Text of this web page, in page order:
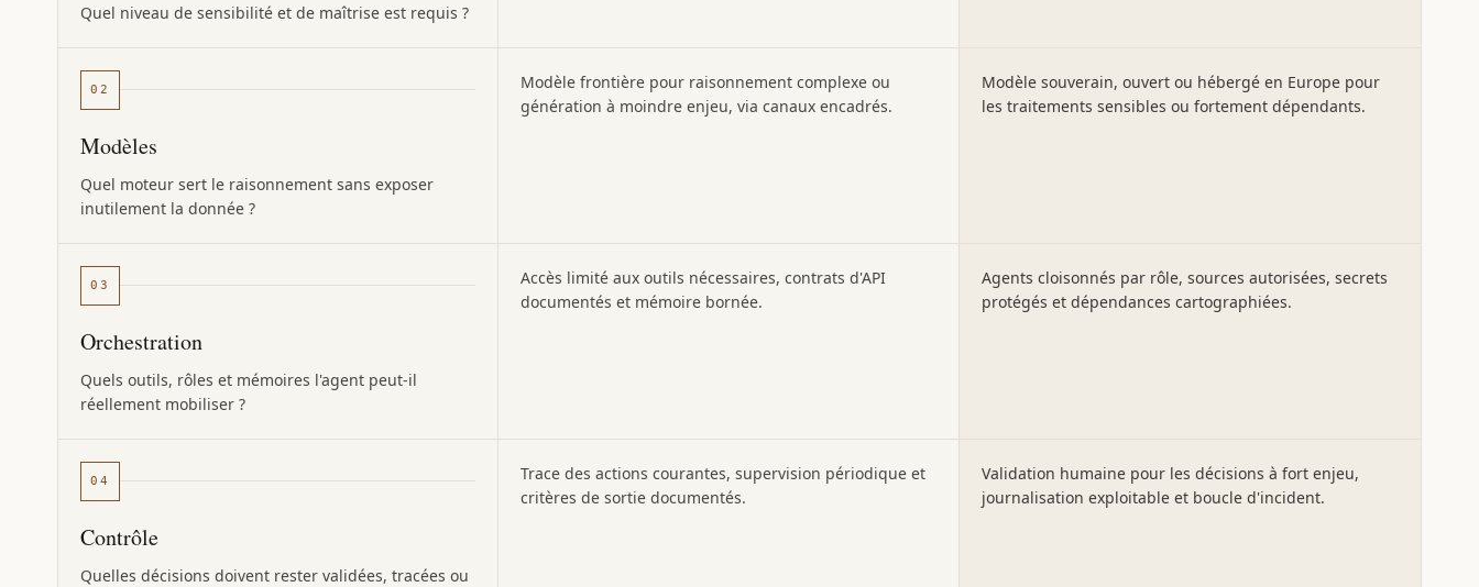
Quel niveau de sensibilité et de maîtrise est requis ?
02
Modèles
Quel moteur sert le raisonnement sans exposer
inutilement la donnée ?
Modèle frontière pour raisonnement complexe ou
génération à moindre enjeu, via canaux encadrés.
Modèle souverain, ouvert ou hébergé en Europe pour
les traitements sensibles ou fortement dépendants.
03
Orchestration
Quels outils, rôles et mémoires l'agent peut-il
réellement mobiliser ?
Accès limité aux outils nécessaires, contrats d'API
documentés et mémoire bornée.
Agents cloisonnés par rôle, sources autorisées, secrets
protégés et dépendances cartographiées.
04
Contrôle
Quelles décisions doivent rester validées, tracées ou
Trace des actions courantes, supervision périodique et
critères de sortie documentés.
Validation humaine pour les décisions à fort enjeu,
journalisation exploitable et boucle d'incident.